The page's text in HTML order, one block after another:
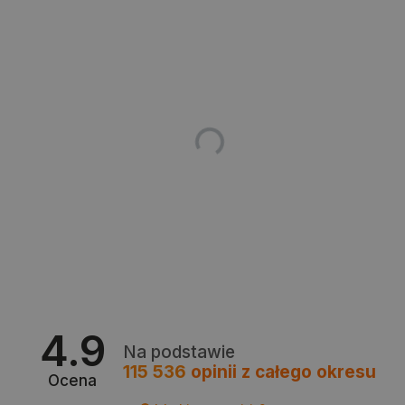
4.9
Ocena
Na podstawie
115 536 opinii z całego okresu